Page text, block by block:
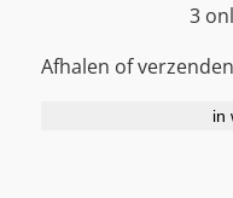
3
Afhalen of verzenden
in